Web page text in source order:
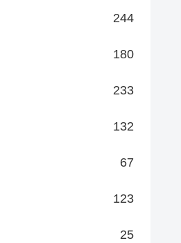
244
180
233
132
67
123
25